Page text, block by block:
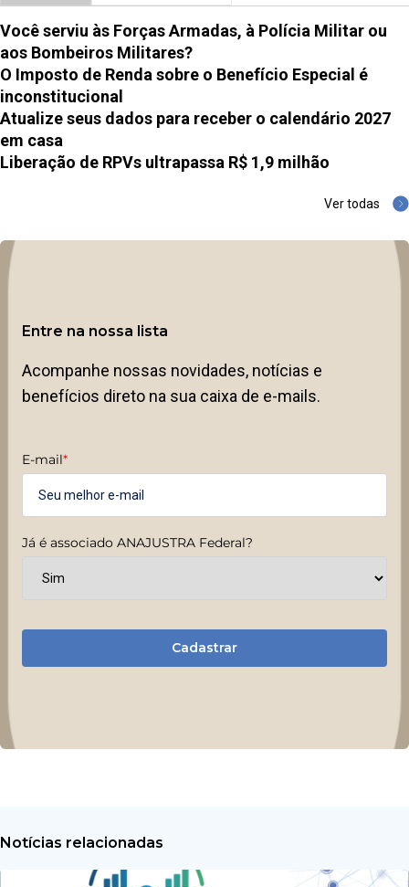
Você serviu às Forças Armadas, à Polícia Militar ou
aos Bombeiros Militares?
O Imposto de Renda sobre o Benefício Especial é
inconstitucional
Atualize seus dados para receber o calendário 2027
em casa
Liberação de RPVs ultrapassa R$ 1,9 milhão
Ver todas
Entre na nossa lista
Acompanhe nossas novidades, notícias e
benefícios direto na sua caixa de e-mails.
E-mail*
Já é associado ANAJUSTRA Federal?
Cadastrar
Notícias relacionadas